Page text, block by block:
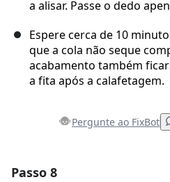
a alisar. Passe o dedo
Espere cerca de 10
que a cola não seque
acabamento também
a fita após a calafetagem.
Pergunte ao FixBot
Passo 8